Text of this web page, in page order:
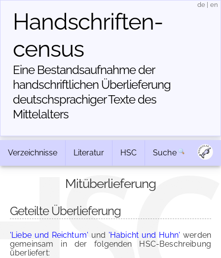
Handschriften­
census
Eine Bestandsaufnahme der
handschriftlichen Über­lieferung
deutschsprachiger Texte des
Mittelalters
de en
Verzeichnisse Literatur HSC Suche
Mitüberlieferung
Geteilte Überlieferung
'Liebe und Reichtum' und 'Habicht und Huhn' werden
gemeinsam in der folgenden HSC-Beschreibung
überliefert: